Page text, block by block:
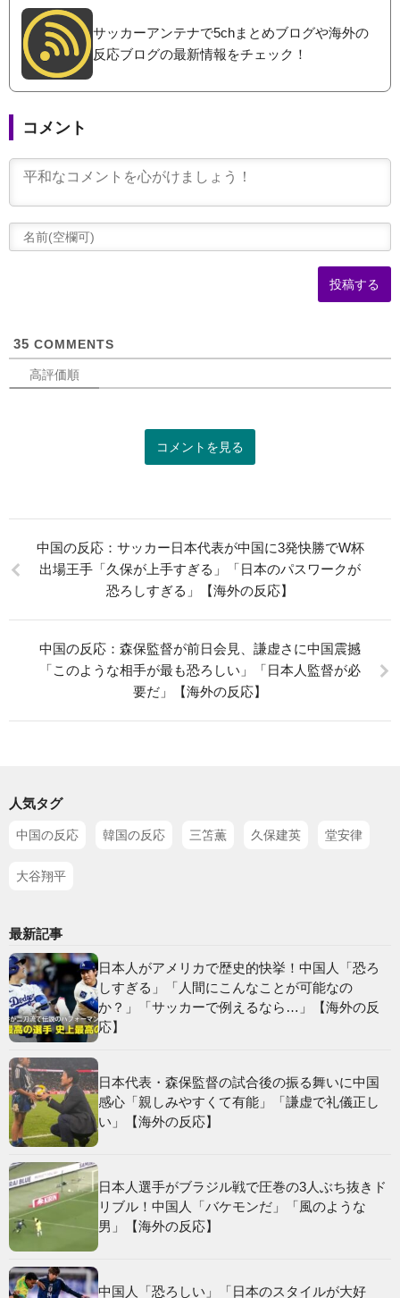
サッカーアンテナで5chまとめブログや海外の
反応ブログの最新情報をチェック！
コメント
35 COMMENTS
高評価順
コメントを見る
中国の反応：サッカー日本代表が中国に3発快勝でW杯
出場王手「久保が上手すぎる」「日本のパスワークが
恐ろしすぎる」【海外の反応】
中国の反応：森保監督が前日会見、謙虚さに中国震撼
「このような相手が最も恐ろしい」「日本人監督が必
要だ」【海外の反応】
人気タグ
中国の反応 韓国の反応 三笘薫 久保建英 堂安律
大谷翔平
最新記事
日本人がアメリカで歴史的快挙！中国人「恐ろ
しすぎる」「人間にこんなことが可能なの
か？」「サッカーで例えるなら…」【海外の反
応】
日本代表・森保監督の試合後の振る舞いに中国
感心「親しみやすくて有能」「謙虚で礼儀正し
い」【海外の反応】
日本人選手がブラジル戦で圧巻の3人ぶち抜きド
リブル！中国人「バケモンだ」「風のような
男」【海外の反応】
中国人「恐ろしい」「日本のスタイルが大好